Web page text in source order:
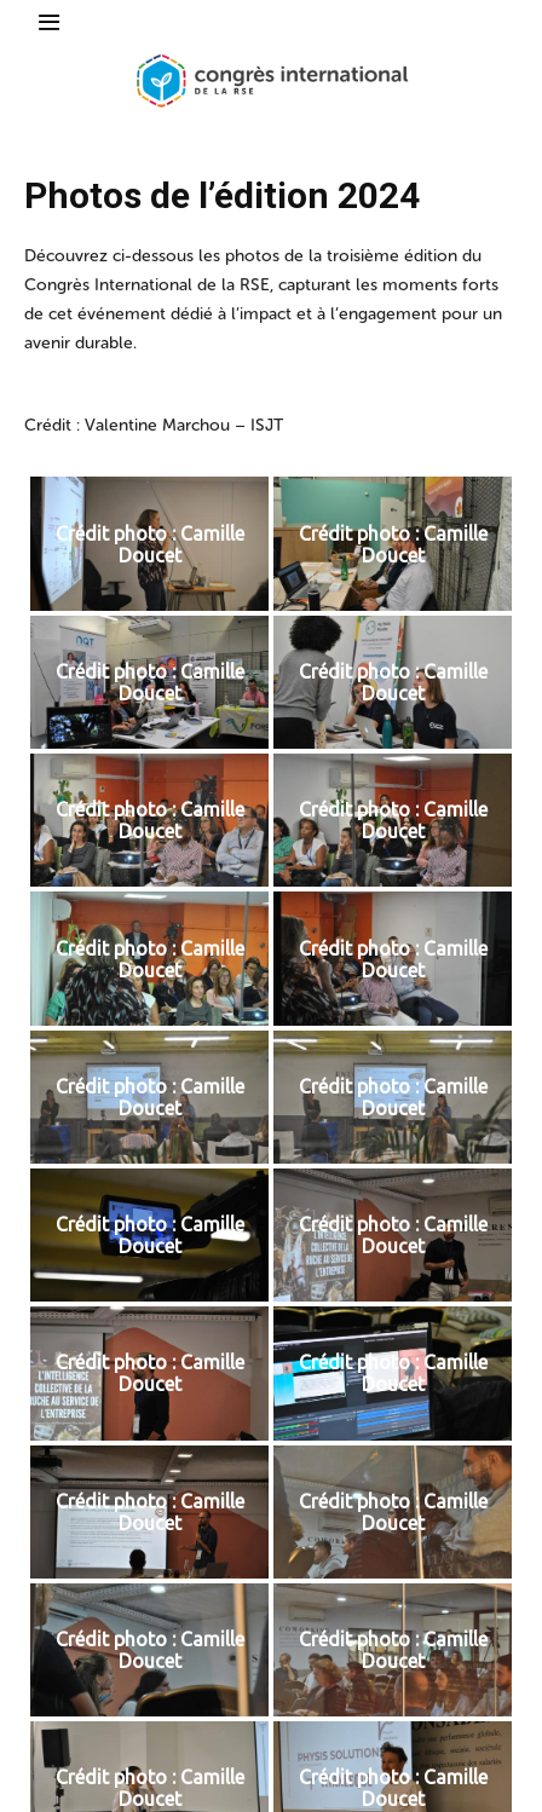
Photos de l’édition 2024
Découvrez ci-dessous les photos de la troisième édition du
Congrès International de la RSE, capturant les moments forts
de cet événement dédié à l’impact et à l’engagement pour un
avenir durable.
Crédit : Valentine Marchou – ISJT
Crédit photo : Camille
Doucet
Crédit photo : Camille
Doucet
Crédit photo : Camille
Doucet
Crédit photo : Camille
Doucet
Crédit photo : Camille
Doucet
Crédit photo : Camille
Doucet
Crédit photo : Camille
Doucet
Crédit photo : Camille
Doucet
Crédit photo : Camille
Doucet
Crédit photo : Camille
Doucet
Crédit photo : Camille
Doucet
Crédit photo : Camille
Doucet
Crédit photo : Camille
Doucet
Crédit photo : Camille
Doucet
Crédit photo : Camille
Doucet
Crédit photo : Camille
Doucet
Crédit photo : Camille
Doucet
Crédit photo : Camille
Doucet
Crédit photo : Camille
Doucet
Crédit photo : Camille
Doucet